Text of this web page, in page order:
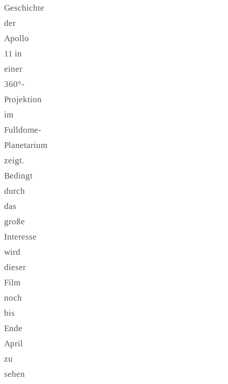
Geschichte
der
Apollo
11 in
einer
360°-
Projektion
im
Fulldome-
Planetarium
zeigt.
Bedingt
durch
das
große
Interesse
wird
dieser
Film
noch
bis
Ende
April
zu
sehen